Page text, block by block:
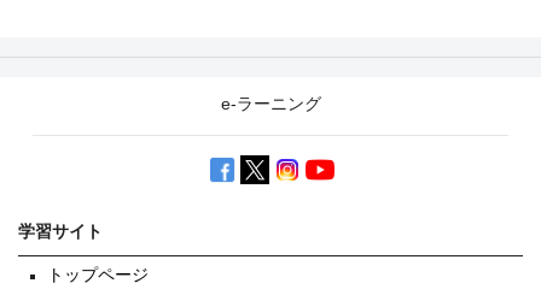
e-ラーニング
学習サイト
トップページ